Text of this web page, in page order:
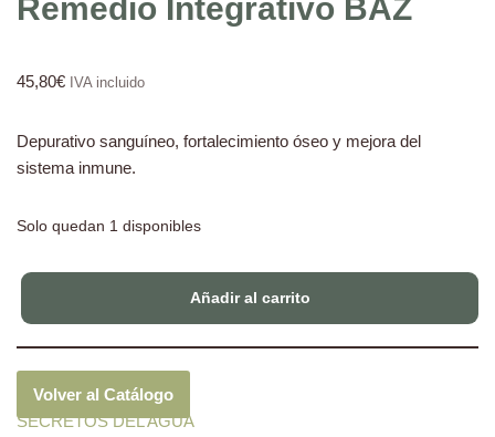
Remedio Integrativo BAZ
45,80€ IVA incluido
Depurativo sanguíneo, fortalecimiento óseo y mejora del
sistema inmune.
Solo quedan 1 disponibles
Añadir al carrito
Volver al Catálogo
SECRETOS DEL AGUA